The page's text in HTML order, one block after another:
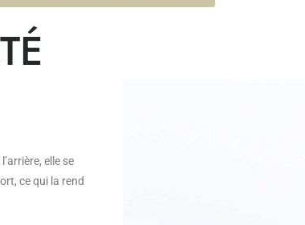
elle se
ce qui la rend